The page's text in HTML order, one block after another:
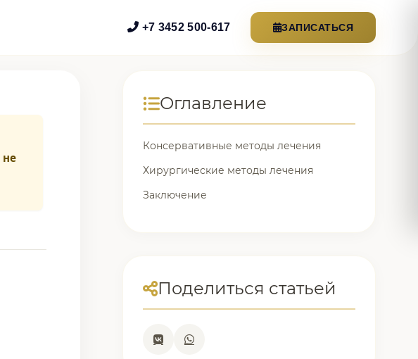
+7 3452 500-617 ЗАПИСАТЬСЯ
не
Оглавление
Консервативные методы лечения
Хирургические методы лечения
Заключение
Поделиться статьей